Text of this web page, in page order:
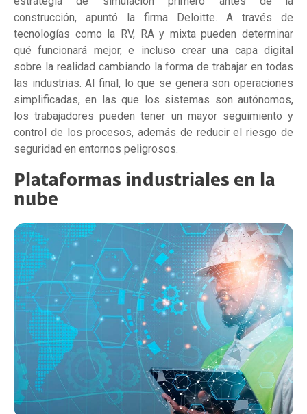
construcción, apuntó la firma Deloitte. A través de
tecnologías como la RV, RA y mixta pueden determinar
qué funcionará mejor, e incluso crear una capa digital
sobre la realidad cambiando la forma de trabajar en todas
las industrias. Al final, lo que se genera son operaciones
simplificadas, en las que los sistemas son autónomos,
los trabajadores pueden tener un mayor seguimiento y
control de los procesos, además de reducir el riesgo de
seguridad en entornos peligrosos.
Plataformas industriales en la
nube